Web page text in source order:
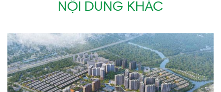
NỘI DUNG KHÁC